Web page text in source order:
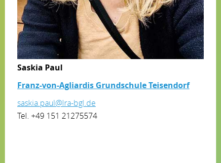
Saskia Paul
Franz-von-Agliardis Grundschule Teisendorf
saskia.paul@lra-bgl.de
Tel. +49 151 21275574